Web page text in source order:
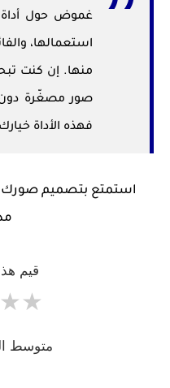
غموض حول أداة
استعمالها،
منها. إن كنت
صور مصغّرة دون
فهذه الأداة
استمتع بتصميم صورك
قيم
★
★
متوسط